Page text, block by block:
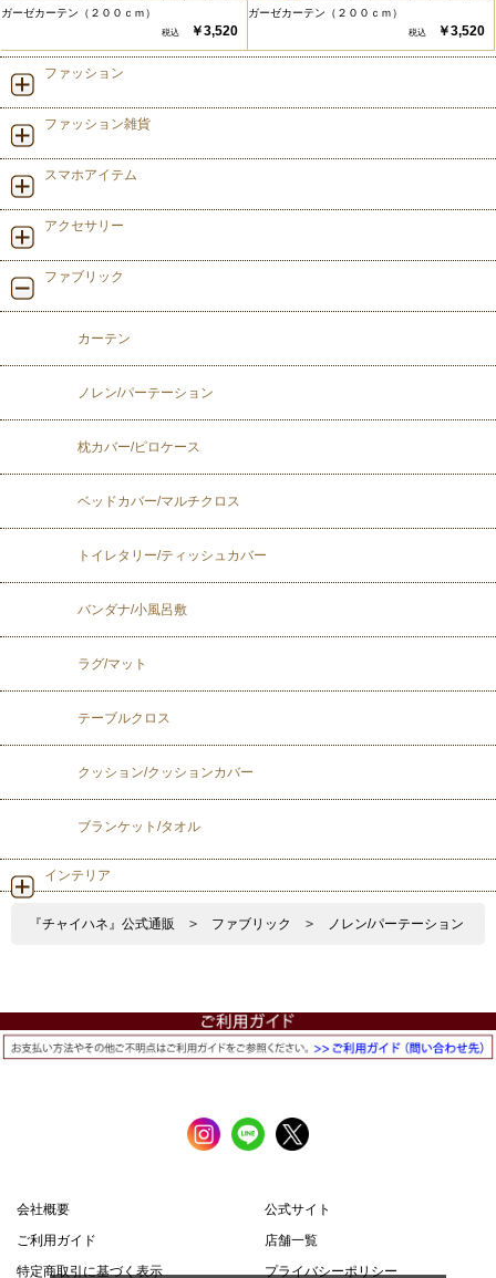
ガーゼカーテン（２００ｃｍ）
￥3,520
ガーゼカーテン（２００ｃｍ）
￥3,520
ファッション
ファッション雑貨
スマホアイテム
アクセサリー
ファブリック
カーテン
ノレン/パーテーション
枕カバー/ピロケース
ベッドカバー/マルチクロス
トイレタリー/ティッシュカバー
バンダナ/小風呂敷
ラグ/マット
テーブルクロス
クッション/クッションカバー
ブランケット/タオル
インテリア
『チャイハネ』公式通販 > ファブリック > ノレン/パーテーション
会社概要
公式サイト
ご利用ガイド
店舗一覧
特定商取引に基づく表示
プライバシーポリシー